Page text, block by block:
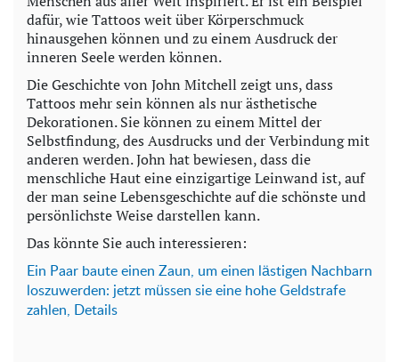
dafür, wie Tattoos weit über Körperschmuck
hinausgehen können und zu einem Ausdruck der
inneren Seele werden können.
Die Geschichte von John Mitchell zeigt uns, dass
Tattoos mehr sein können als nur ästhetische
Dekorationen. Sie können zu einem Mittel der
Selbstfindung, des Ausdrucks und der Verbindung mit
anderen werden. John hat bewiesen, dass die
menschliche Haut eine einzigartige Leinwand ist, auf
der man seine Lebensgeschichte auf die schönste und
persönlichste Weise darstellen kann.
Das könnte Sie auch interessieren:
Ein Paar baute einen Zaun, um einen lästigen Nachbarn
loszuwerden: jetzt müssen sie eine hohe Geldstrafe
zahlen, Details